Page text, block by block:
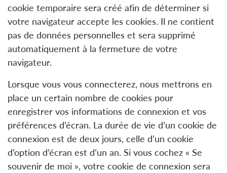
cookie temporaire sera créé afin de déterminer si
votre navigateur accepte les cookies. Il ne contient
pas de données personnelles et sera supprimé
automatiquement à la fermeture de votre
navigateur.
Lorsque vous vous connecterez, nous mettrons en
place un certain nombre de cookies pour
enregistrer vos informations de connexion et vos
préférences d’écran. La durée de vie d’un cookie de
connexion est de deux jours, celle d’un cookie
d’option d’écran est d’un an. Si vous cochez « Se
souvenir de moi », votre cookie de connexion sera